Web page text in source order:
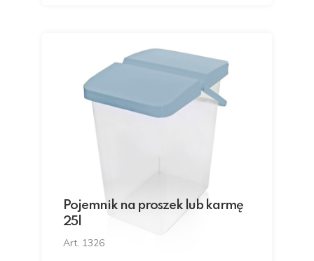
Pojemnik na proszek lub karmę
25l
Art. 1326